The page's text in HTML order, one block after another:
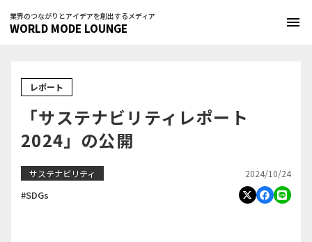
業界のつながりとアイデアを創出するメディア
WORLD MODE LOUNGE menu
レポート
「サステナビリティレポート
2024」の公開
サステナビリティ 2024/10/24
#SDGs